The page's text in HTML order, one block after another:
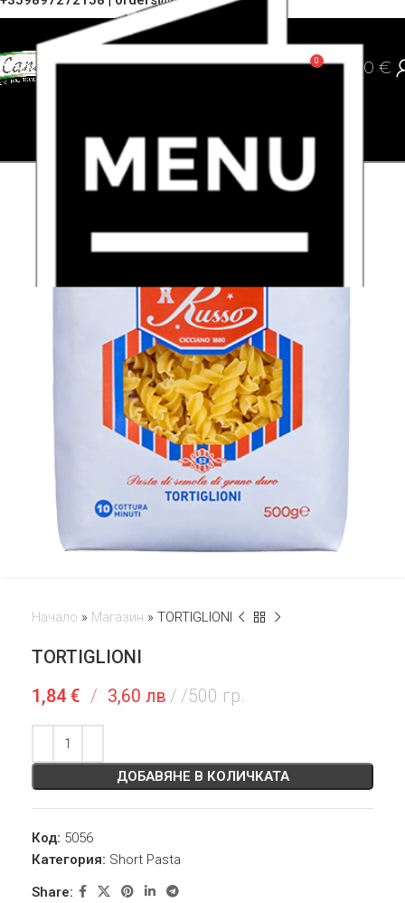
0 0,00 €
Начало » Магазин » TORTIGLIONI
TORTIGLIONI
1,84 € / 3,60 лв /500 гр.
ДОБАВЯНЕ В КОЛИЧКАТА
Код: 5056
Категория: Short Pasta
Share: